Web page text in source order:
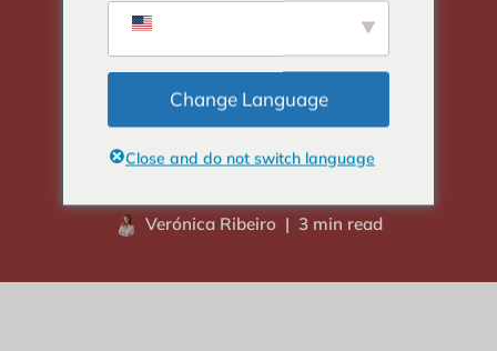
Ensalada De
Verduras Cocidas
Con Huevo
Verónica Ribeiro 3 min read
Change Language
Close and do not switch language